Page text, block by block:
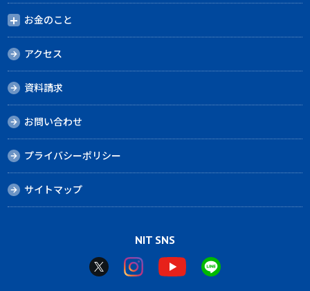
お金のこと
アクセス
資料請求
お問い合わせ
プライバシーポリシー
サイトマップ
NIT SNS